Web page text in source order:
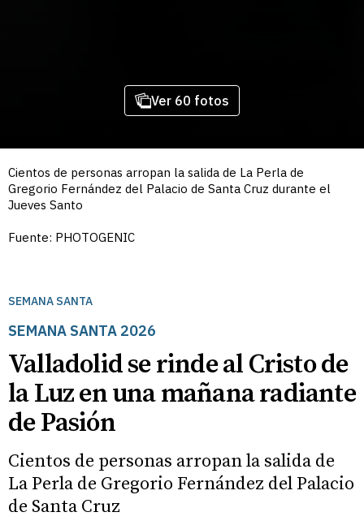
Ver 60 fotos
Cientos de personas arropan la salida de La Perla de
Gregorio Fernández del Palacio de Santa Cruz durante el
Jueves Santo
Fuente: PHOTOGENIC
SEMANA SANTA
SEMANA SANTA 2026
Valladolid se rinde al Cristo de
la Luz en una mañana radiante
de Pasión
Cientos de personas arropan la salida de
La Perla de Gregorio Fernández del Palacio
de Santa Cruz